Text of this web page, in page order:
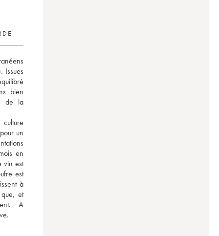
Issues
bien
de la
un
en
vin est
est
à
et
A